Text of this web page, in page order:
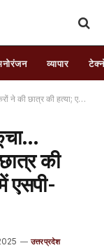
व्यापार
को बचाने में एसपी-थानेदार जख्मी
की
एसपी-
उत्तरप्रदेश